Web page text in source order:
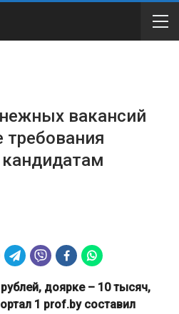
вакансий
требования
доярке – 10 тысяч,
1 prof.by составил